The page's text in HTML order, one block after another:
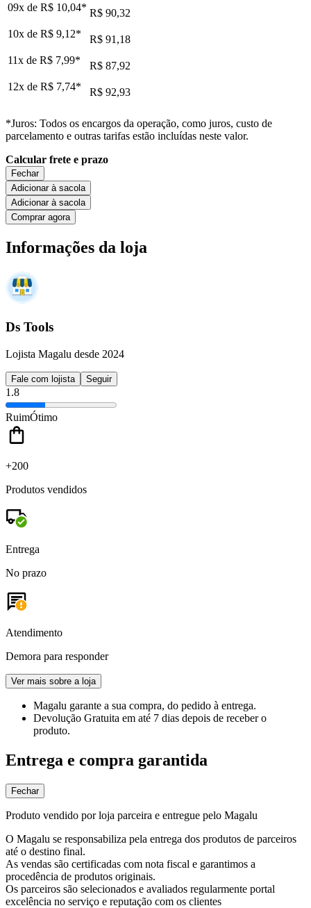
09x de R$ 10,04* R$ 90,32
10x de R$ 9,12*
R$ 91,18
11x de R$ 7,99*
R$ 87,92
12x de R$ 7,74* R$ 92,93
*Juros: Todos os encargos da operação, como juros, custo de
parcelamento e outras tarifas estão incluídas neste valor.
Calcular frete e prazo
Fechar
Adicionar à sacola
Adicionar à sacola
Comprar agora
Informações da loja
Ds Tools
Lojista Magalu desde 2024
Fale com lojista Seguir
1.8
RuimÓtimo
+200
Produtos vendidos
Entrega
No prazo
Atendimento
Demora para responder
Ver mais sobre a loja
Magalu garante a sua compra, do pedido à entrega.
Devolução Gratuita em até 7 dias depois de receber o
produto.
Entrega e compra garantida
Fechar
Produto vendido por loja parceira e entregue pelo Magalu
O Magalu se responsabiliza pela entrega dos produtos de parceiros
até o destino final.
As vendas são certificadas com nota fiscal e garantimos a
procedência de produtos originais.
Os parceiros são selecionados e avaliados regularmente portal
excelência no serviço e reputação com os clientes